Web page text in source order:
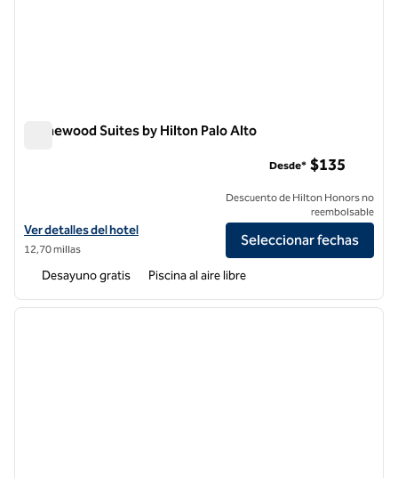
Homewood Suites by Hilton Palo Alto
Ver detalles del hotel Homewood Suites by Hilton Palo Alto
Ver detalles del hotel
12,70 millas
Desde* $135
Descuento de Hilton Honors no
reembolsable
Seleccionar fechas
Desayuno gratis Piscina al aire libre
1 de 12